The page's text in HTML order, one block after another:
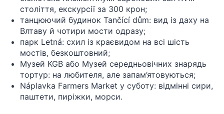
століття, екскурсії за 300 крон;
танцюючий будинок Tančící dům: вид із даху на
Влтаву й чотири мости одразу;
парк Letná: схил із краєвидом на всі шість
мостів, безкоштовний;
Музей KGB або Музей середньовічних знарядь
тортур: на любителя, але запам’ятовуються;
Náplavka Farmers Market у суботу: відмінні сири,
паштети, пиріжки, морси.